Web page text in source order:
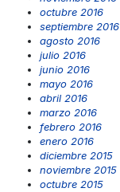
octubre 2016
septiembre 2016
agosto 2016
julio 2016
junio 2016
mayo 2016
abril 2016
marzo 2016
febrero 2016
enero 2016
diciembre 2015
noviembre 2015
octubre 2015